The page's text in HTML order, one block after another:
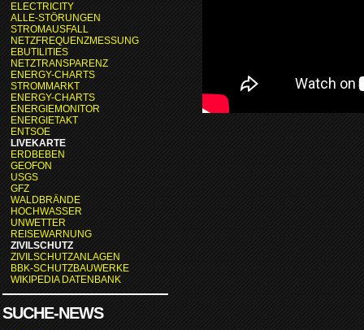
ELECTRICITY
ALLE-STÖRUNGEN
STROMAUSFALL
NETZFREQUENZMESSUNG
EBUTILITIES
NETZTRANSPARENZ
ENERGY-CHARTS
STROMMARKT
ENERGY-CHARTS
ENERGIEMONITOR
ENERGIETAKT
ENTSOE
LIVEKARTE
ERDBEBEN
GEOFON
USGS
GFZ
WALDBRÄNDE
HOCHWASSER
UNWETTER
REISEWARNUNG
ZIVILSCHUTZ
ZIVILSCHUTZANLAGEN
BBK-SCHUTZBAUWERKE
WIKIPEDIA DATENBANK
SUCHE-NEWS